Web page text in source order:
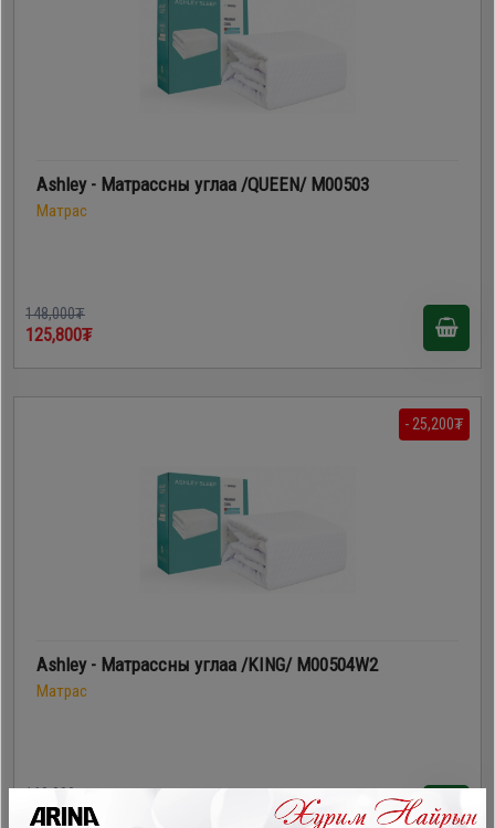
Ashley - Матрассны углаа /QUEEN/ M00503
Матрас
148,000₮
125,800₮
- 25,200₮
Ashley - Матрассны углаа /KING/ M00504W2
Матрас
168,000₮
142,800₮